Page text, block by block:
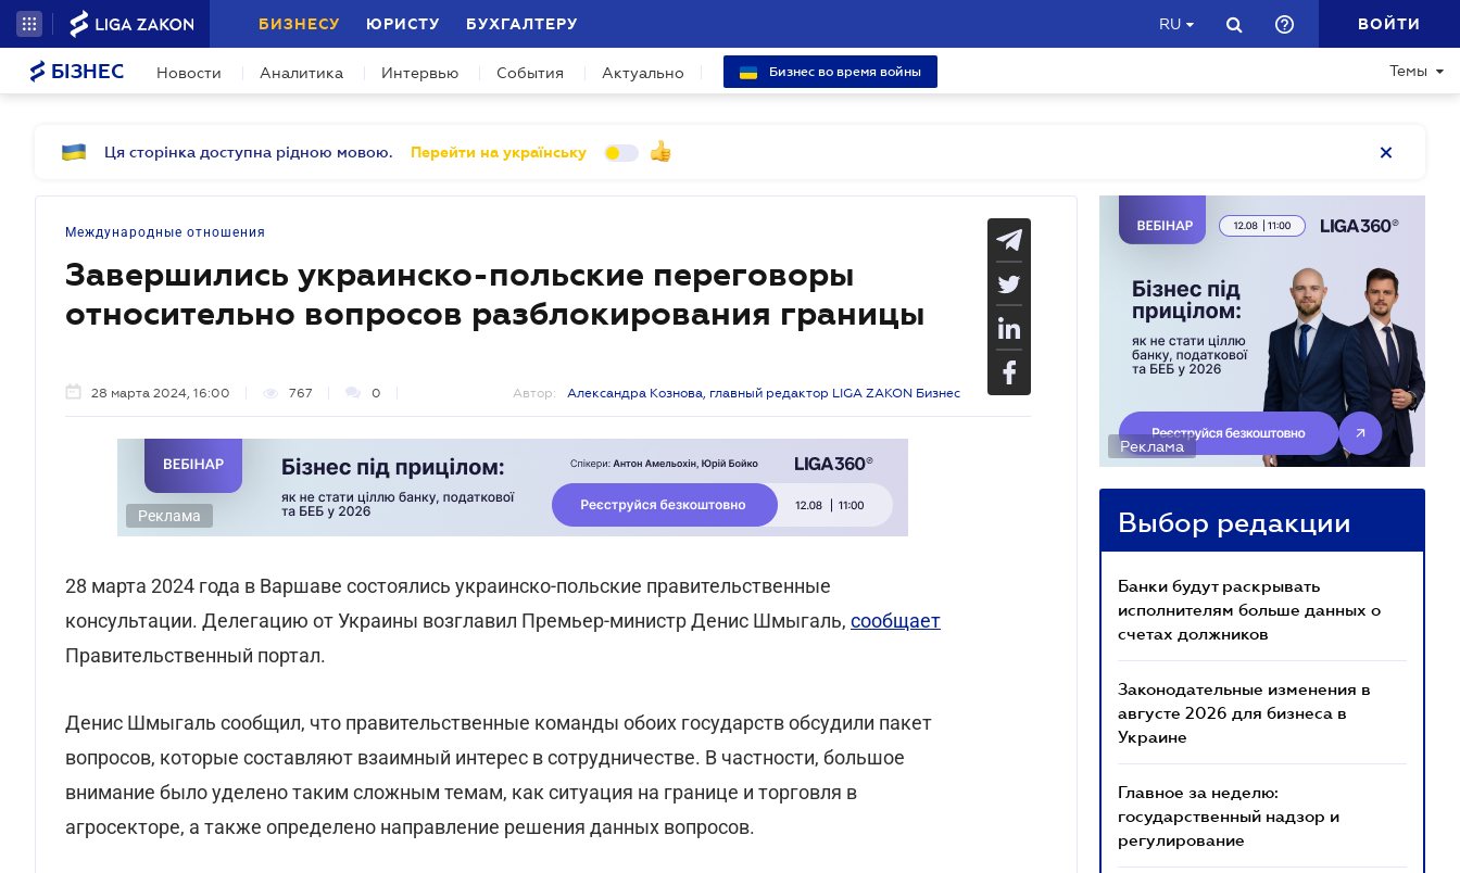
БИЗНЕСУ ЮРИСТУ БУХГАЛТЕРУ RU ВОЙТИ
БІЗНЕС Новости Аналитика Интервью События Актуально Бизнес во время войны Темы
Ця сторінка доступна рідною мовою. Перейти на українську
Международные отношения
Завершились украинско-польские переговоры
относительно вопросов разблокирования границы
28 марта 2024, 16:00 767 0 Автор: Александра Кознова, главный редактор LIGA ZAKON Бизнес
Реклама
28 марта 2024 года в Варшаве состоялись украинско-польские правительственные
консультации. Делегацию от Украины возглавил Премьер-министр Денис Шмыгаль, сообщает
Правительственный портал.
Денис Шмыгаль сообщил, что правительственные команды обоих государств обсудили пакет
вопросов, которые составляют взаимный интерес в сотрудничестве. В частности, большое
внимание было уделено таким сложным темам, как ситуация на границе и торговля в
агросекторе, а также определено направление решения данных вопросов.
Реклама
Выбор редакции
Банки будут раскрывать
исполнителям больше данных о
счетах должников
Законодательные изменения в
августе 2026 для бизнеса в
Украине
Главное за неделю:
государственный надзор и
регулирование